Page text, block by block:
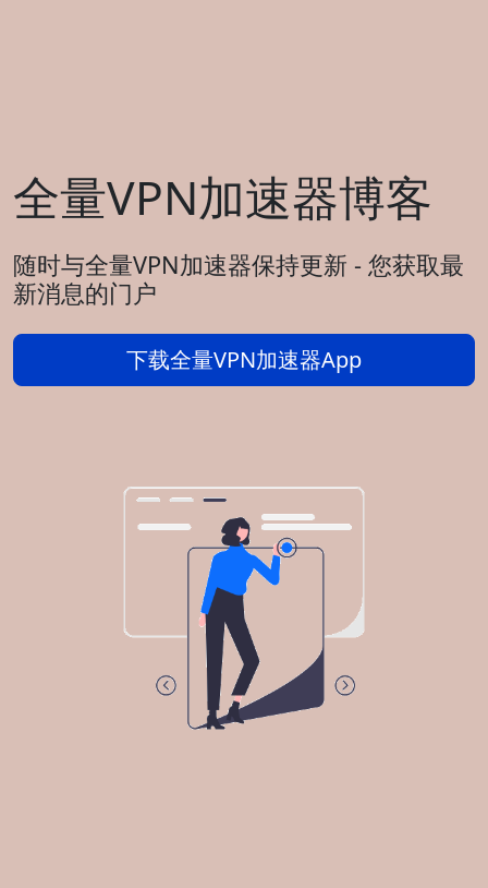
全量VPN加速器博客
随时与全量VPN加速器保持更新 - 您获取最
新消息的门户
下载全量VPN加速器App